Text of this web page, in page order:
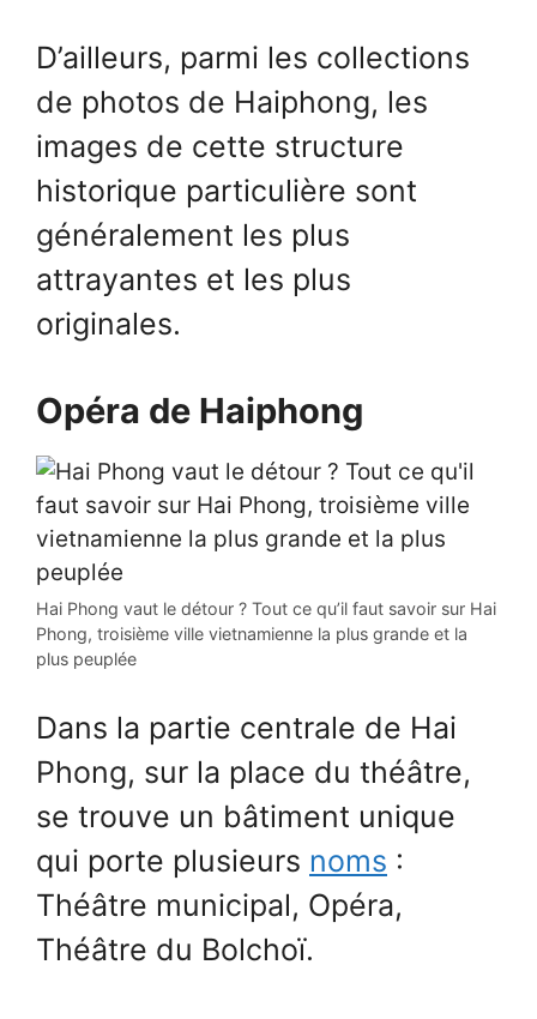
D’ailleurs, parmi les collections
de photos de Haiphong, les
images de cette structure
historique particulière sont
généralement les plus
attrayantes et les plus
originales.
Opéra de Haiphong
Hai Phong vaut le détour ? Tout ce qu’il faut savoir sur Hai
Phong, troisième ville vietnamienne la plus grande et la
plus peuplée
Dans la partie centrale de Hai
Phong, sur la place du théâtre,
se trouve un bâtiment unique
qui porte plusieurs noms :
Théâtre municipal, Opéra,
Théâtre du Bolchoï.